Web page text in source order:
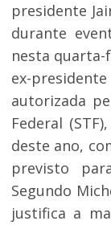
presidente
durante
nesta quarta-
ex-
autorizada
Federal
deste ano,
previsto
Segundo
justifica a